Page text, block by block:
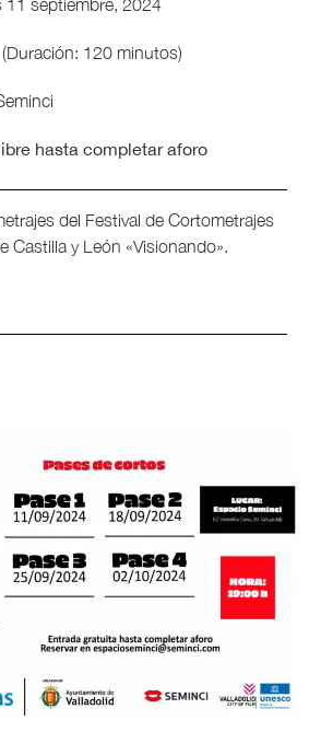
11 septiembre, 2024
(Duración: 120 minutos)
hasta completar aforo
del Festival de Cortometrajes
Castilla y León «Visionando».